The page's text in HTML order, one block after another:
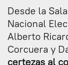
Desde la
Nacional
Alberto
Corcuera y
certezas al